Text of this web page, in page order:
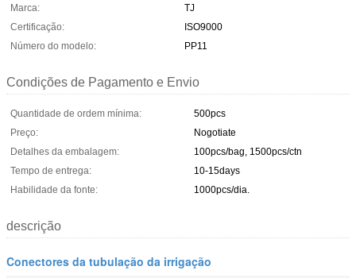
Marca:
TJ
Certificação:
ISO9000
Número do modelo:
PP11
Condições de Pagamento e Envio
Quantidade de ordem mínima:
500pcs
Preço:
Nogotiate
Detalhes da embalagem:
100pcs/bag, 1500pcs/ctn
Tempo de entrega:
10-15days
Habilidade da fonte:
1000pcs/dia.
descrição
Conectores da tubulação da irrigação